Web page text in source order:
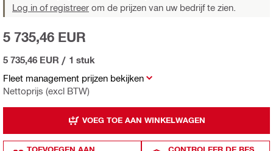
Log in of registreer om de prijzen van uw bedrijf te zien.
Fleet management prijzen bekijken
Nettoprijs (excl BTW)
5 735,46 EUR
5 735,46 EUR / 1 stuk
VOEG TOE AAN WINKELWAGEN